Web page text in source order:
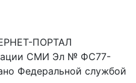
ПОРТАЛ
СМИ Эл № ФС77-
Федеральной службой